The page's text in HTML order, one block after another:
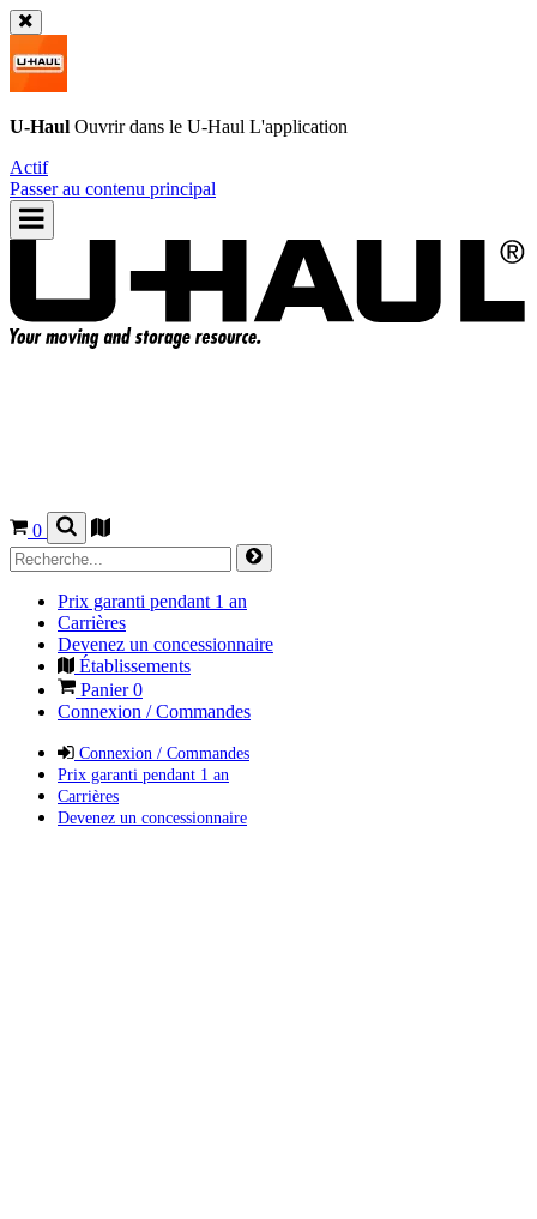
U-Haul Ouvrir dans le U-Haul L'application
Actif
Passer au contenu principal
0
Prix garanti pendant 1 an
Carrières
Devenez un concessionnaire
Établissements
Panier0
Connexion / Commandes
Connexion / Commandes
Prix garanti pendant 1 an
Carrières
Devenez un concessionnaire